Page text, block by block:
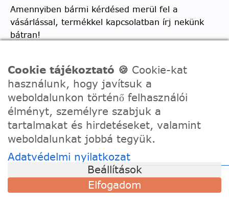
Amennyiben bármi kérdésed merül fel a
vásárlással, termékkel kapcsolatban írj nekünk
bátran!
Ügyfélszolgálati e-mail: hello@festede.hu
Egyedi képes számfestőkkel kapcsolatban:
egyedi@festede.hu
Facebook Messenger
Csatlakozz 19.000 fős Facebook csoportunkhoz!
Cookie tájékoztató 🍪 Cookie-kat
használunk, hogy javítsuk a
weboldalunkon történő felhasználói
élményt, személyre szabjuk a
tartalmakat és hirdetéseket, valamint
weboldalunkat jobbá tegyük.
Adatvédelmi nyilatkozat
Beállítások
Elfogadom